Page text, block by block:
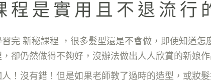
程是實用且不退流行
完 新秘課程 ，很多髮型還是不會做，即使知道
，卻仍然做得不夠好，沒辦法做出人人欣賞的新娘
！沒有錯！但是如果老師教了過時的造型，或妝